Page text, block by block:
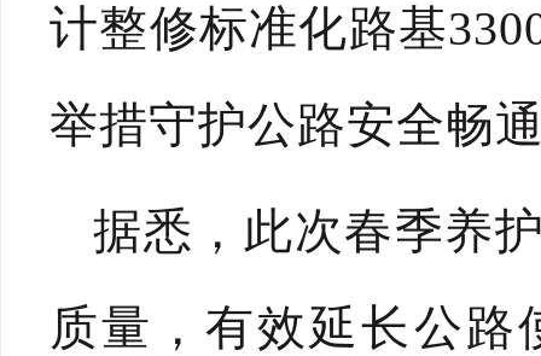
计整修标准化路基
举措守护公路安全畅
据悉，此次春季养
质量，有效延长公